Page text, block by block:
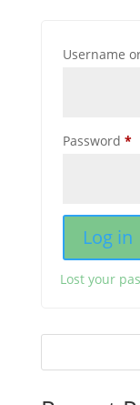
Username
Password *
Log in
Lost your